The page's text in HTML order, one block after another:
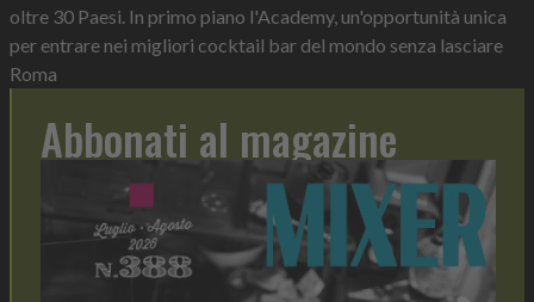
oltre 30 Paesi. In primo piano l'Academy, un'opportunità unica
per entrare nei migliori cocktail bar del mondo senza lasciare
Roma
Abbonati al magazine